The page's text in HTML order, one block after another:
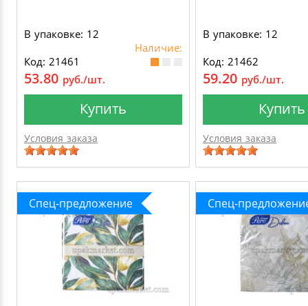
В упаковке: 12
Наличие:
Код: 21461
53.80 руб./шт.
Купить
Условия заказа
В упаковке: 12
Код: 21462
59.20 руб./шт.
Купить
Условия заказа
Спец-предложение Спец-